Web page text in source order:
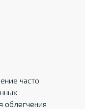
часто
облегчения